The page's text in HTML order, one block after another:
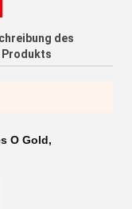
des
Produkts
O Gold,